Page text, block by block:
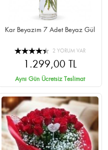
Kar Beyazım 7 Adet Beyaz Gül
2 YORUM VAR
1.299,00 TL
Aynı Gün Ücretsiz Teslimat